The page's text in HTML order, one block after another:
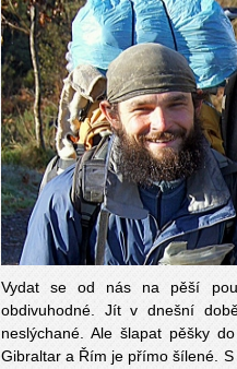
Vydat se od nás na pěší
obdivuhodné. Jít v dnešní
neslýchané. Ale šlapat pěšky
Gibraltar a Řím je přímo šílené. S